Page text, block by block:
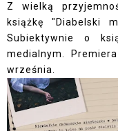
Z wielką
książkę "Diabelski
Subiektywnie o
medialnym.
września.